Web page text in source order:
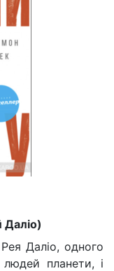
Даліо, одного
планети, і